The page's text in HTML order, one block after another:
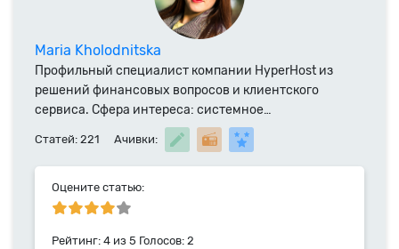
Maria Kholodnitska
Профильный специалист компании HyperHost из
решений финансовых вопросов и клиентского
сервиса. Сфера интереса: системное
администрирование и специализированное ПО.
Выпускница ВНТУ, автор публикаций в технических
журналах и участник различных конференций.
Специалист компании HyperHost.UA с 2019 года.
Статей: 221 Ачивки:
Оцените статью:
Рейтинг: 4 из 5 Голосов: 2